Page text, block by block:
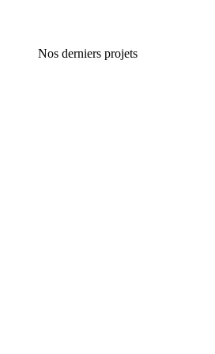
Nos derniers projets